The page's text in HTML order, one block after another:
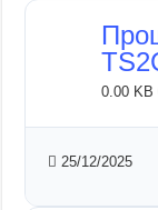
0.00 KB
25/12/2025